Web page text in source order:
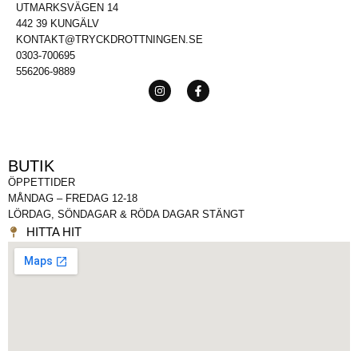
UTMARKSVÄGEN 14
442 39 KUNGÄLV
KONTAKT@TRYCKDROTTNINGEN.SE
0303-700695
556206-9889
BUTIK
ÖPPETTIDER
MÅNDAG – FREDAG 12-18
LÖRDAG, SÖNDAGAR & RÖDA DAGAR STÄNGT
HITTA HIT